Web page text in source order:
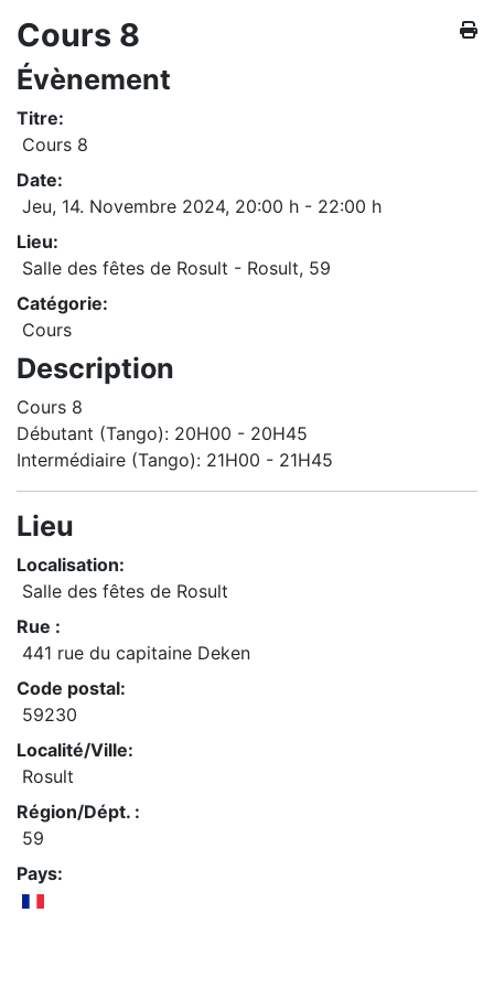
Cours 8
Évènement
Titre:
Cours 8
Date:
Jeu, 14. Novembre 2024, 20:00 h - 22:00 h
Lieu:
Salle des fêtes de Rosult - Rosult, 59
Catégorie:
Cours
Description
Cours 8
Débutant (Tango): 20H00 - 20H45
Intermédiaire (Tango): 21H00 - 21H45
Lieu
Localisation:
Salle des fêtes de Rosult
Rue :
441 rue du capitaine Deken
Code postal:
59230
Localité/Ville:
Rosult
Région/Dépt. :
59
Pays: